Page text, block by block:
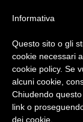
Informativa
Questo sito o gli
cookie necessari
cookie policy. Se
alcuni cookie,
Chiudendo
link o
dei cookie.